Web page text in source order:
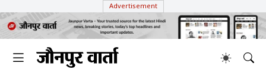
Advertisement